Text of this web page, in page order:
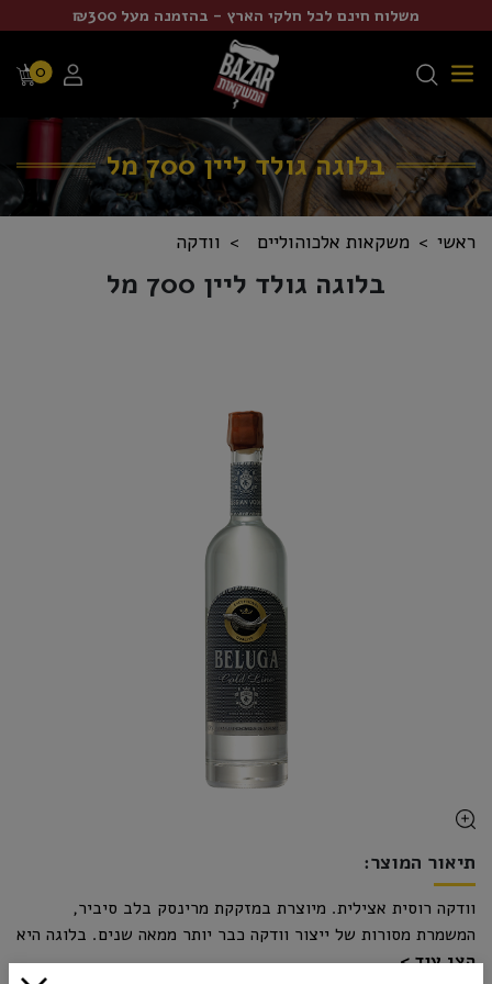
משלוח חינם לכל חלקי הארץ - בהזמנה מעל ₪300
0
בלוגה גולד ליין 700 מל
ראשי משקאות אלכוהוליים וודקה
בלוגה גולד ליין 700 מל
תיאור המוצר:
וודקה רוסית אצילית. מיוצרת במזקקת מרינסק בלב סיביר,
המשמרת מסורות של ייצור וודקה כבר יותר ממאה שנים. בלוגה היא
תוצאה של מיומנות לצד טכנולוגיה חדישה - מים ארטזיים טהורים
הצג עוד